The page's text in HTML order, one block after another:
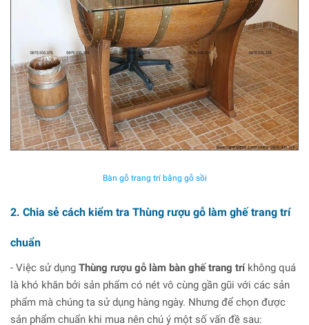
Bàn gỗ trang trí bằng gỗ sồi
2. Chia sẻ cách kiểm tra Thùng rượu gỗ làm ghế trang trí
chuẩn
- Việc sử dụng Thùng rượu gỗ làm bàn ghế trang tríkhông quá
là khó khăn bởi sản phẩm có nét vô cùng gần gũi với các sản
phẩm mà chúng ta sử dụng hàng ngày. Nhưng để chọn được
sản phẩm chuẩn khi mua nên chú ý một số vấn đề sau: